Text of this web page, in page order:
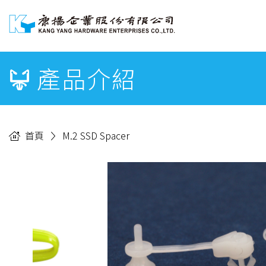
產品介紹
首頁 M.2 SSD Spacer